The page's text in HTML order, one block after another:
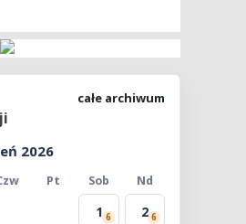
całe archiwum
2026
Pt Sob Nd
1 6 2 6